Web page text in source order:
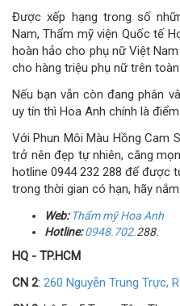
Được xếp hạng trong số
Nam, Thẩm mỹ viện Quốc tế
hoàn hảo cho phụ nữ Việt
cho hàng triệu phụ nữ trên
Nếu bạn vẫn còn đang phân
uy tín thì Hoa Anh chính là
Với Phun Môi Màu Hồng Cam
trở nên đẹp tự nhiên, căng
hotline 0944 232 288 để được
trong thời gian có hạn, hãy
Web:ThẩmmỹHoa Anh
Hotline: 0948.702.288.
HQ - TP.HCM
CN 2: 260 Nguyễn Trung Trực,